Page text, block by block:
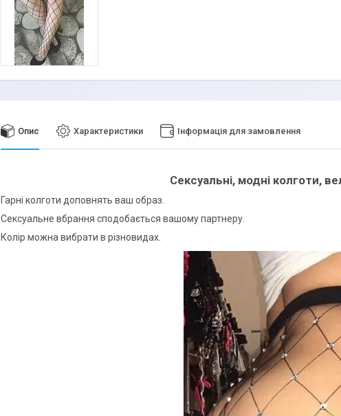
Опис Характеристики Інформація для замовлення
Сексуальні, модні колготи,
Гарні колготи доповнять ваш образ.
Сексуальне вбрання сподобається вашому партнеру.
Колір можна вибрати в різновидах.